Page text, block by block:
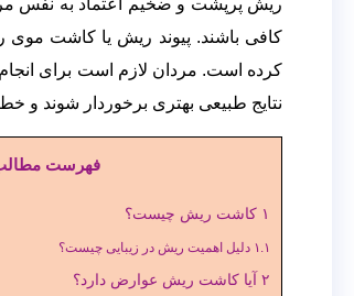
به
به
ریش پرپشت و ضخیم اعتماد به نفس
کافی باشند. پیوند ریش یا کاشت
کرده است. مردان لازم است برای انجام
نتایج طبیعی بهتری برخوردار شوند
فهرست
۱ کاشت ریش چیست؟
۱.۱ دلیل اهمیت ریش در زیبایی چیست؟
۲ آیا کاشت ریش عوارض دارد؟